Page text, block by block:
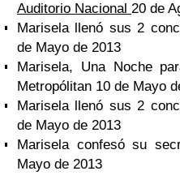
Auditorio Nacional 20 de
Marisela llenó sus 2
de Mayo de 2013
Marisela, Una Noche
Metropólitan 10 de Mayo
Marisela llenó sus 2
de Mayo de 2013
Marisela confesó su
Mayo de 2013